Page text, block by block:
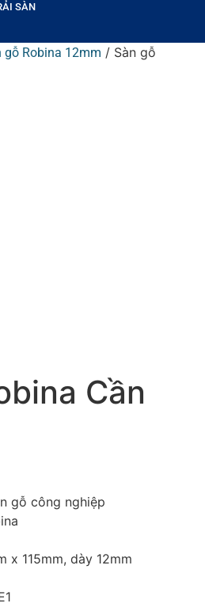
SÀN
gỗ Robina 12mm / Sàn gỗ
Cần
gỗ công nghiệp
x 115mm, dày 12mm